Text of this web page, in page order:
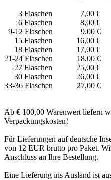
3 Flaschen 7,00 €
6 Flaschen 8,00 €
9-12 Flaschen 9,00 €
15 Flaschen 16,00 €
18 Flaschen 17,00 €
21-24 Flaschen 18,00 €
27 Flaschen 25,00 €
30 Flaschen 26,00 €
33-36 Flaschen 27,00 €
Ab € 100,00 Warenwert liefern
Verpackungskosten!
Für Lieferungen auf deutsche
von 12 EUR brutto pro Paket.
Anschluss an Ihre Bestellung.
Eine Lieferung ins Ausland ist